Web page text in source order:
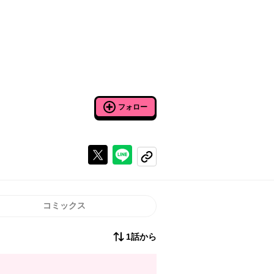
フォロー
Xで投稿するラインでシェアする
コピーする
コミックス
1話から